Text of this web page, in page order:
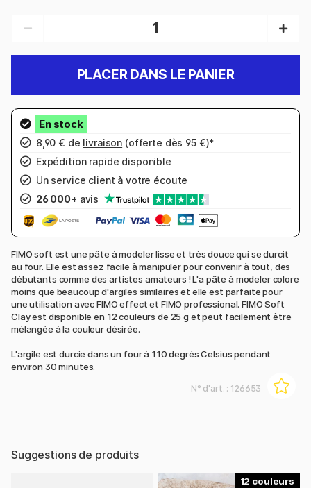
PLACER DANS LE PANIER
8,90 € de livraison (offerte dès 95 €)*
Expédition rapide disponible
Un service client à votre écoute
26 000+ avis
FIMO soft est une pâte à modeler lisse et très douce qui se durcit
au four. Elle est assez facile à manipuler pour convenir à tout, des
débutants comme des artistes amateurs ! L'a pâte à modeler colore
moins que beaucoup d'argiles similaires et elle est parfaite pour
une utilisation avec FIMO effect et FIMO professional. FIMO Soft
Clay est disponible en 12 couleurs de 25 g et peut facilement être
mélangée à la couleur désirée.
L'argile est durcie dans un four à 110 degrés Celsius pendant
environ 30 minutes.
N° d'art. : 126653
Suggestions de produits
12